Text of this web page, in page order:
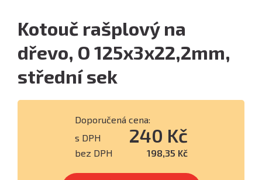
Kotouč rašplový na
dřevo, O 125x3x22,2mm,
střední sek
Doporučená cena:
s DPH
240 Kč
bez DPH 198,35 Kč